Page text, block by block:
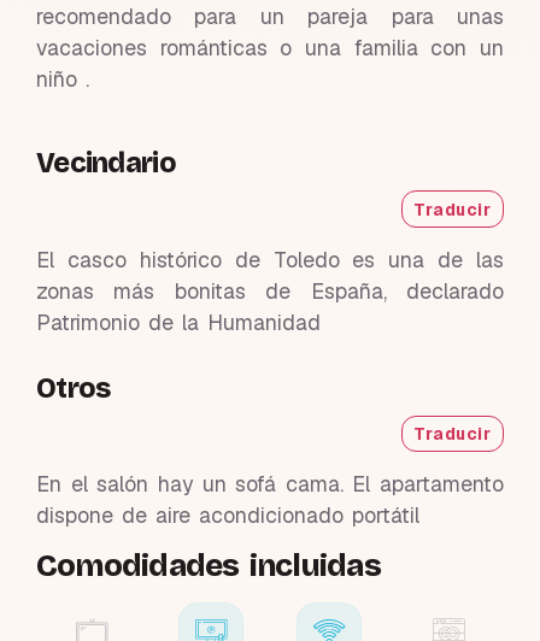
recomendado para un pareja para unas
vacaciones románticas o una familia con un
niño .
Vecindario
Traducir
El casco histórico de Toledo es una de las
zonas más bonitas de España, declarado
Patrimonio de la Humanidad
Otros
Traducir
En el salón hay un sofá cama. El apartamento
dispone de aire acondicionado portátil
Comodidades incluidas